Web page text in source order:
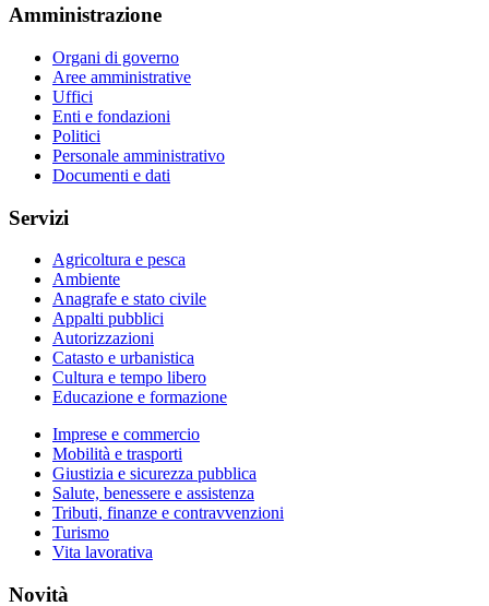
Amministrazione
Organi di governo
Aree amministrative
Uffici
Enti e fondazioni
Politici
Personale amministrativo
Documenti e dati
Servizi
Agricoltura e pesca
Ambiente
Anagrafe e stato civile
Appalti pubblici
Autorizzazioni
Catasto e urbanistica
Cultura e tempo libero
Educazione e formazione
Imprese e commercio
Mobilità e trasporti
Giustizia e sicurezza pubblica
Salute, benessere e assistenza
Tributi, finanze e contravvenzioni
Turismo
Vita lavorativa
Novità